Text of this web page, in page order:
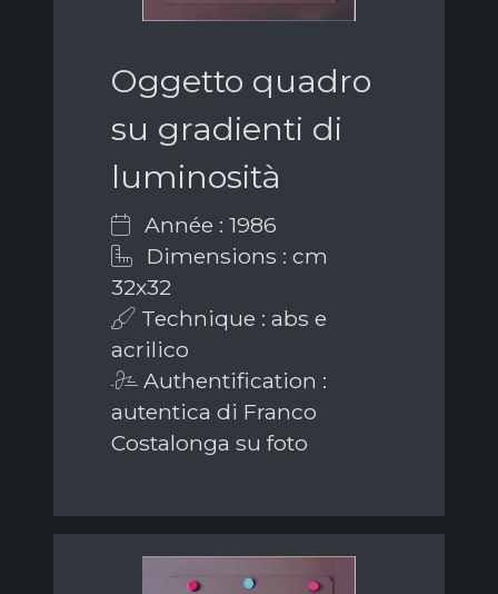
Oggetto quadro
su gradienti di
luminosità
Année : 1986
Dimensions : cm
32x32
Technique : abs e
acrilico
Authentification :
autentica di Franco
Costalonga su foto